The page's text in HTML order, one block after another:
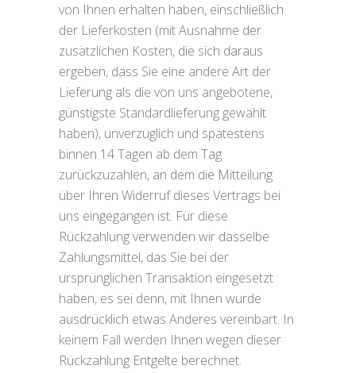
von Ihnen erhalten haben, einschließlich
der Lieferkosten (mit Ausnahme der
zusätzlichen Kosten, die sich daraus
ergeben, dass Sie eine andere Art der
Lieferung als die von uns angebotene,
günstigste Standardlieferung gewählt
haben), unverzüglich und spätestens
binnen 14 Tagen ab dem Tag
zurückzuzahlen, an dem die Mitteilung
über Ihren Widerruf dieses Vertrags bei
uns eingegangen ist. Für diese
Rückzahlung verwenden wir dasselbe
Zahlungsmittel, das Sie bei der
ursprünglichen Transaktion eingesetzt
haben, es sei denn, mit Ihnen wurde
ausdrücklich etwas Anderes vereinbart. In
keinem Fall werden Ihnen wegen dieser
Rückzahlung Entgelte berechnet.